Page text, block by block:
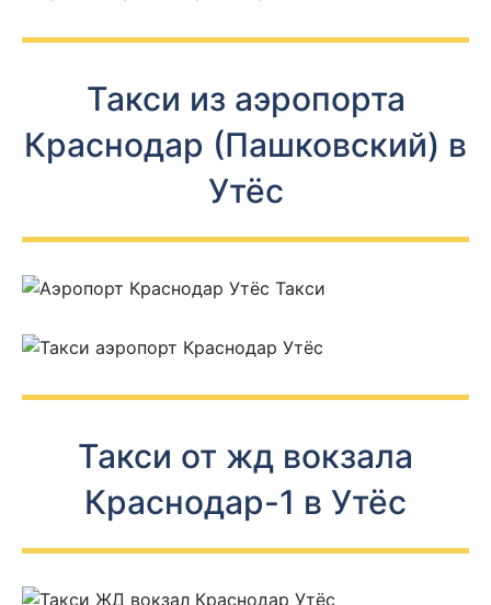
Такси из аэропорта
Краснодар (Пашковский) в
Утёс
Такси от жд вокзала
Краснодар-1 в Утёс